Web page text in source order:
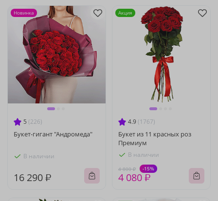
5 (226)
Букет-гигант "Андромеда"
В наличии
16 290 ₽
Новинка
4.9 (1767)
Букет из 11 красных роз
Премиум
В наличии
4 800 ₽ -15%
4 080 ₽
Акция